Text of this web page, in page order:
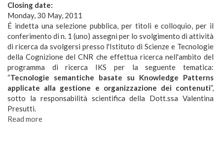
e
non
verb
Closing date:
Monday, 30 May, 2011
É indetta una selezione pubblica, per titoli e colloquio, per il
conferimento di n. 1 (uno) assegni per lo svolgimento di attività
di ricerca da svolgersi presso l'Istituto di Scienze e Tecnologie
della Cognizione del CNR che effettua ricerca nell'ambito del
programma di ricerca IKS per la seguente tematica:
“Tecnologie semantiche basate su Knowledge Patterns
applicate alla gestione e organizzazione dei contenuti”,
sotto la responsabilità scientifica della Dott.ssa Valentina
Presutti.
Read more